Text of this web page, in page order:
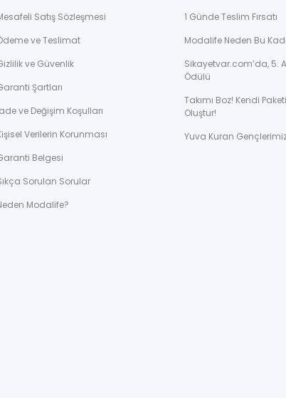
Satış Sözleşmesi
ve Teslimat
ve Güvenlik
Şartları
ve Değişim Koşulları
Verilerin Korunması
Belgesi
Sorulan Sorular
Modalife?
1 Günde Teslim Fırsatı
Modalife Neden Bu
Sikayetvar.com’da, 5.
Ödülü
Takımı Boz! Kendi
Oluştur!
Yuva Kuran